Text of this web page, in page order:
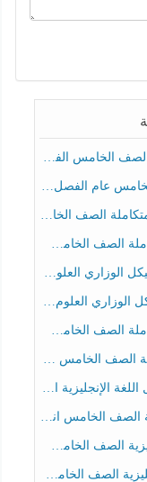
الثالث 2025-2026
عام الفصل الثالث
انسبير الفصل الثالث
عام الفصل الثالث
انسبير الفصل الثالث
انسبير الفصل الثالث
الفصل الثالث